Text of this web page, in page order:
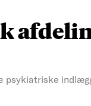
psykiatriske